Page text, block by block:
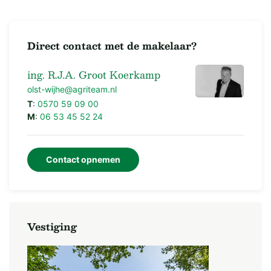
Direct contact met de makelaar?
ing. R.J.A. Groot Koerkamp
olst-wijhe@agriteam.nl
T: 0570 59 09 00
M: 06 53 45 52 24
Contact opnemen
Vestiging